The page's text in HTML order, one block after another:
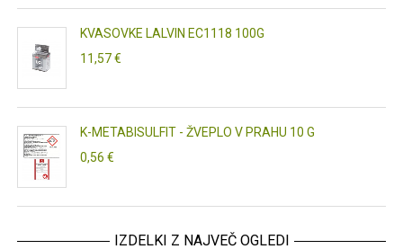
KVASOVKE LALVIN EC1118 100G
11,57 €
K-METABISULFIT - ŽVEPLO V PRAHU 10 G
0,56 €
IZDELKI Z NAJVEČ OGLEDI